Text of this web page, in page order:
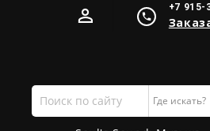
+7 915-
Поиск
по
сайту